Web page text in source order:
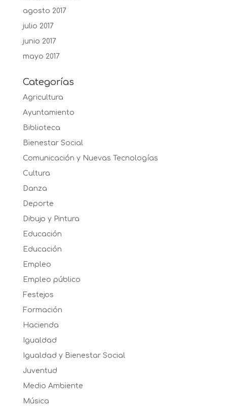
agosto 2017
julio 2017
junio 2017
mayo 2017
Categorías
Agricultura
Ayuntamiento
Biblioteca
Bienestar Social
Comunicación y Nuevas Tecnologías
Cultura
Danza
Deporte
Dibujo y Pintura
Educación
Educación
Empleo
Empleo público
Festejos
Formación
Hacienda
Igualdad
Igualdad y Bienestar Social
Juventud
Medio Ambiente
Música